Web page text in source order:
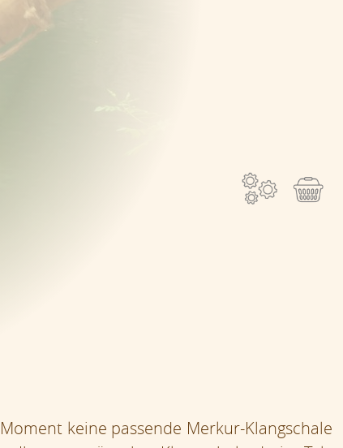
keine passende Merkur-Klangschale